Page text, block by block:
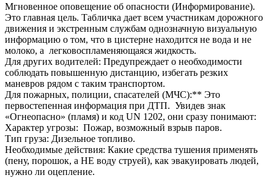
Мгновенное оповещение об опасности (Информирование).
Это главная цель. Табличка дает всем участникам дорожного
движения и экстренным службам однозначную визуальную
информацию о том, что в цистерне находится не вода и не
молоко, а легковоспламеняющаяся жидкость.
Для других водителей: Предупреждает о необходимости
соблюдать повышенную дистанцию, избегать резких
маневров рядом с таким транспортом.
Для пожарных, полиции, спасателей (МЧС):** Это
первостепенная информация при ДТП. Увидев знак
«Огнеопасно» (пламя) и код UN 1202, они сразу понимают:
Характер угрозы: Пожар, возможный взрыв паров.
Тип груза: Дизельное топливо.
Необходимые действия: Какие средства тушения применять
(пену, порошок, а НЕ воду струей), как эвакуировать людей,
нужно ли оцепление.